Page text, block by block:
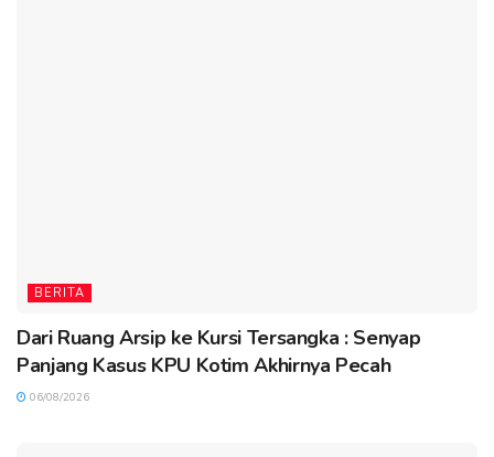
BERITA
Dari Ruang Arsip ke Kursi Tersangka : Senyap
Panjang Kasus KPU Kotim Akhirnya Pecah
06/08/2026